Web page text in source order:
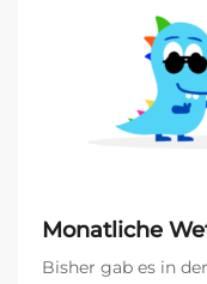
Monatliche
Bisher gab es in der